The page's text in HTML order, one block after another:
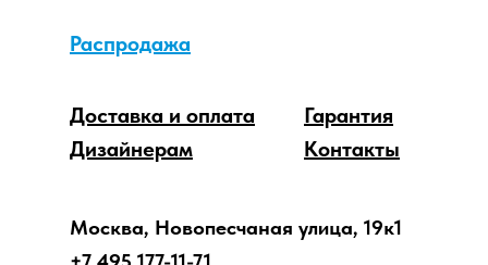
Распродажа
Дизайнерам
Доставка и оплата
Гарантия
Контакты
Москва, Новопесчаная улица, 19к1